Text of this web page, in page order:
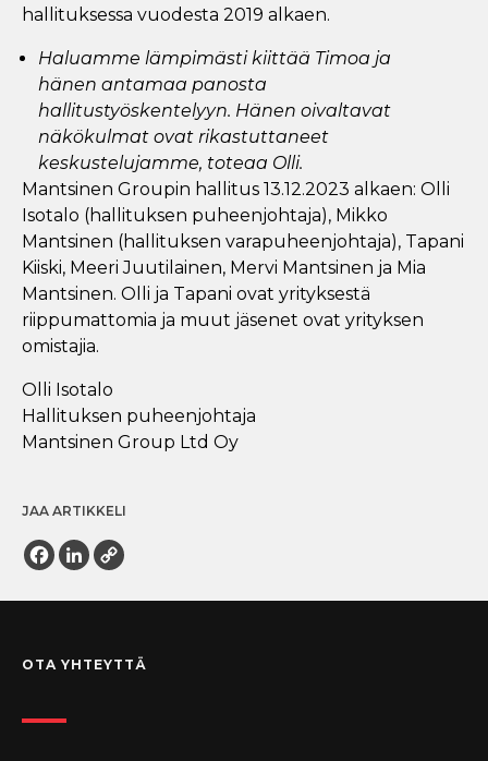
hallituksessa vuodesta 2019 alkaen.
Haluamme lämpimästi kiittää Timoa ja
hänen antamaa panosta
hallitustyöskentelyyn. Hänen oivaltavat
näkökulmat ovat rikastuttaneet
keskustelujamme, toteaa Olli.
Mantsinen Groupin hallitus 13.12.2023 alkaen: Olli
Isotalo (hallituksen puheenjohtaja), Mikko
Mantsinen (hallituksen varapuheenjohtaja), Tapani
Kiiski, Meeri Juutilainen, Mervi Mantsinen ja Mia
Mantsinen. Olli ja Tapani ovat yrityksestä
riippumattomia ja muut jäsenet ovat yrityksen
omistajia.
Olli Isotalo
Hallituksen puheenjohtaja
Mantsinen Group Ltd Oy
JAA ARTIKKELI
Facebook
LinkedIn
OTA YHTEYTTÄ